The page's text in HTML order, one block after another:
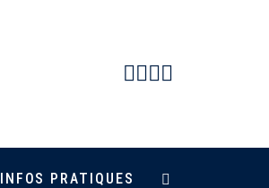
Facebook
Instagram
Youtube
INFOS PRATIQUES